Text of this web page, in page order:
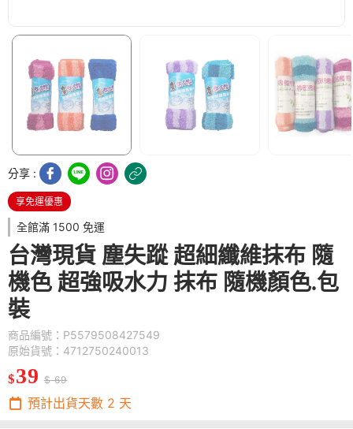
分享 :
享免運優惠
全館滿 1500 免運
台灣現貨 塵失蹤 超細纖維抹布 隨
機色 超強吸水力 抹布 隨機顏色.包
裝
商品編號：P5579508427549
原始貨號：4712750240013
$39 $ 69
預計出貨天數 2 天